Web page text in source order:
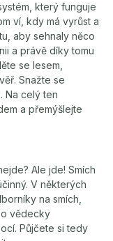
který funguje
ví, kdy má vyrůst a
aby sehnaly něco
a právě díky tomu
se lesem,
Snažte se
Na celý ten
a přemýšlejte
Ale jde! Smích
V některých
na smích,
vědecky
Půjčete si tedy